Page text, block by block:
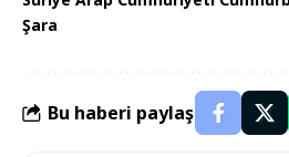
Şara
Bu haberi paylaş